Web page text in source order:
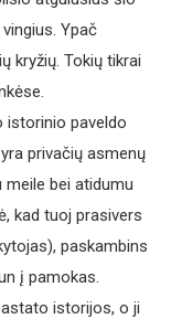
Ypač
kryžių. Tokių tikrai
istorinio paveldo
privačių asmenų
bei atidumu
kad tuoj prasivers
paskambins
į pamokas.
istorijos, o ji